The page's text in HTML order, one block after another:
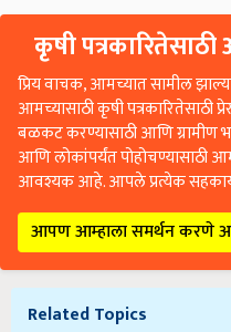
कृषी
प्रिय वाचक, आमच्यात सामील
आमच्यासाठी कृषी पत्रकारितेसाठी
बळकट करण्यासाठी आणि ग्रामीण
आणि लोकांपर्यंत पोहोचण्यासाठी
आवश्यक आहे. आपले प्रत्येक
आपण आम्हाला समर्थन करणे
Related Topics